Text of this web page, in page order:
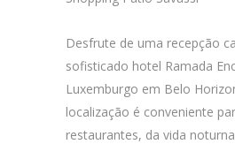
Desfrute de uma recepção
sofisticado hotel Ramada
Luxemburgo em Belo
localização é conveniente
restaurantes, da vida